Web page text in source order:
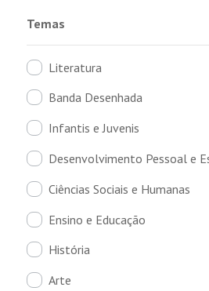
Temas
Literatura
Banda Desenhada
Infantis e Juvenis
Desenvolvimento Pessoal e
Ciências Sociais e Humanas
Ensino e Educação
História
Arte